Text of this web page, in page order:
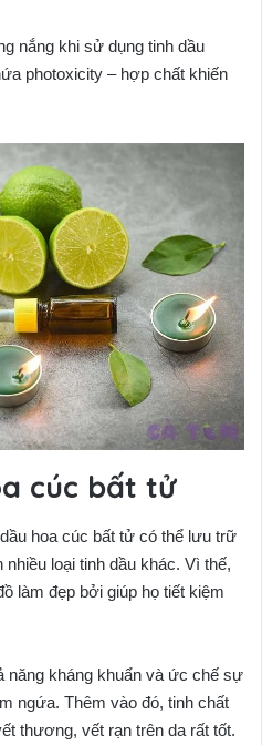
nắng khi sử dụng tinh dầu
photoxicity – hợp chất khiến
cúc bất tử
hoa cúc bất tử có thể lưu trữ
loại tinh dầu khác. Vì thế,
làm đẹp bởi giúp họ tiết kiệm
năng kháng khuẩn và ức chế sự
ngứa. Thêm vào đó, tinh chất
thương, vết rạn trên da rất tốt.